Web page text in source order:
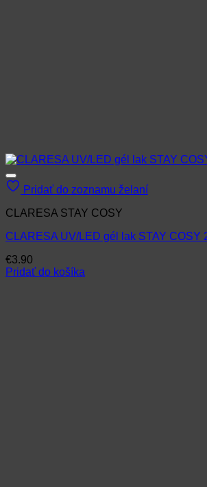
Pridať do zoznamu želaní
CLARESA STAY COSY
CLARESA UV/LED gél lak STAY COSY
€3.90
Pridať do košíka